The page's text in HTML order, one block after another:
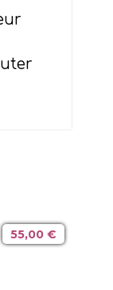
55,00 €